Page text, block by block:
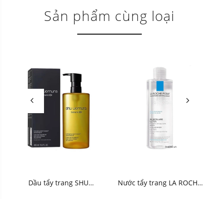
Sản phẩm cùng loại
Dầu tẩy trang SHU
Nước tẩy trang LA ROCHE-